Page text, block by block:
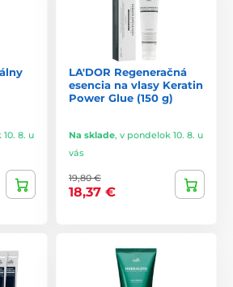
8. u
LA'DOR Regeneračná
esencia na vlasy Keratin
Power Glue (150 g)
Na sklade, v pondelok 10. 8. u
vás
19,80 €
18,37 €